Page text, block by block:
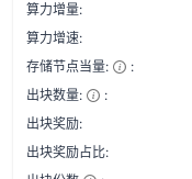
算力增量:
算力增速:
存储节点当量:
:
出块数量:
:
出块奖励:
出块奖励占比: